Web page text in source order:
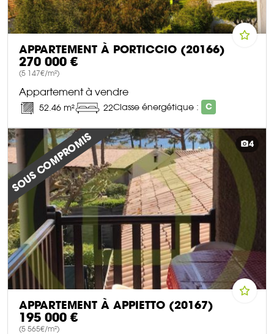
APPARTEMENT À PORTICCIO (20166)
270 000 €
(5 147€/m²)
Appartement à vendre
52.46 m² 22Classe énergétique : C
DÉCOUVRIR CE BIEN
SOUS COMPROMIS 4
APPARTEMENT À APPIETTO (20167)
195 000 €
(5 565€/m²)